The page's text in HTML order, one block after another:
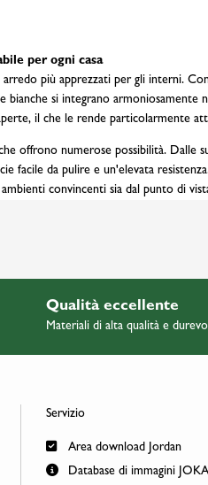
per ogni casa
più apprezzati per gli interni.
bianche si integrano
il che le rende particolarmente
offrono numerose possibilità. Dalle
facile da pulire e un'elevata
convincenti sia dal punto di
Qualità eccellente
Materiali di alta qualità e
Servizio
Area download Jordan
Database di immagini JOKA